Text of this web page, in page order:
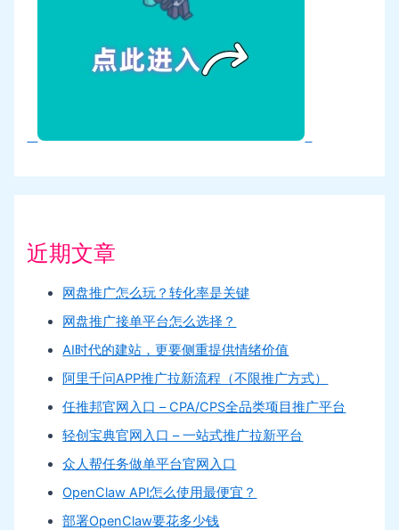
近期文章
网盘推广怎么玩？转化率是关键
网盘推广接单平台怎么选择？
AI时代的建站，更要侧重提供情绪价值
阿里千问APP推广拉新流程（不限推广方式）
任推邦官网入口 – CPA/CPS全品类项目推广平台
轻创宝典官网入口 – 一站式推广拉新平台
众人帮任务做单平台官网入口
OpenClaw API怎么使用最便宜？
部署OpenClaw要花多少钱